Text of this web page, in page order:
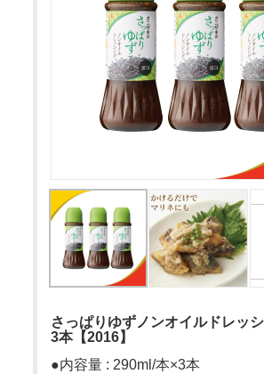
さっぱりゆずノンオイルドレッ
3本【2016】
●内容量 : 290ml/本×3本